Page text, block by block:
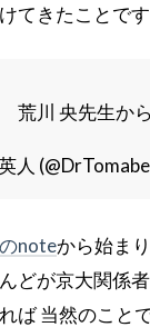
てきたことです
荒川 央先生か
人
noteから始ま
どが京大関係
ば 当然のこと